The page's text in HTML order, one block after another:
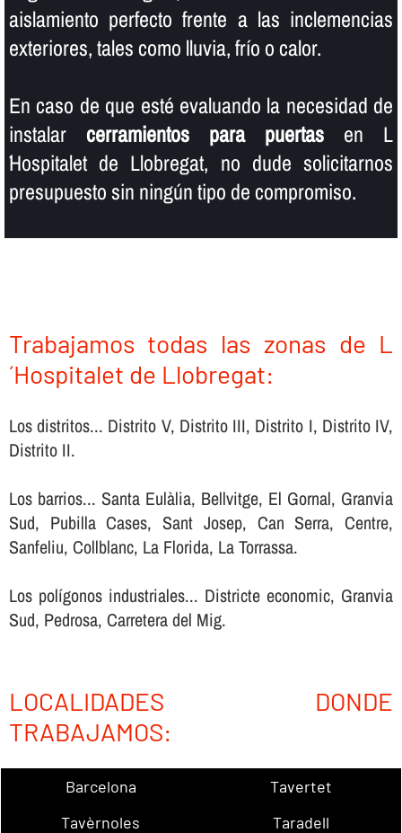
aislamiento perfecto frente a las inclemencias
exteriores, tales como lluvia, frí­o o calor.
En caso de que esté evaluando la necesidad de
instalar cerramientos para puertas en L
´Hospitalet de Llobregat, no dude solicitarnos
presupuesto sin ningún tipo de compromiso.
Trabajamos todas las zonas de L
´Hospitalet de Llobregat:
Los distritos... Distrito V, Distrito III, Distrito I, Distrito IV,
Distrito II.
Los barrios... Santa Eulàlia, Bellvitge, El Gornal, Granvia
Sud, Pubilla Cases, Sant Josep, Can Serra, Centre,
Sanfeliu, Collblanc, La Florida, La Torrassa.
Los polígonos industriales... Districte economic, Granvia
Sud, Pedrosa, Carretera del Mig.
LOCALIDADES DONDE
TRABAJAMOS:
Barcelona
Tavertet
Tavèrnoles
Taradell